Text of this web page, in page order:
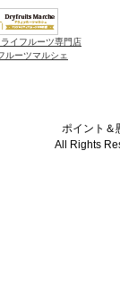
イフルーツ専門店
ルーツマルシェ
ポイント＆
All Rights